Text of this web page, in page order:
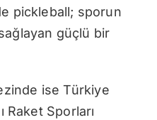
pickleball; sporun
güçlü bir
ise Türkiye
Raket Sporları